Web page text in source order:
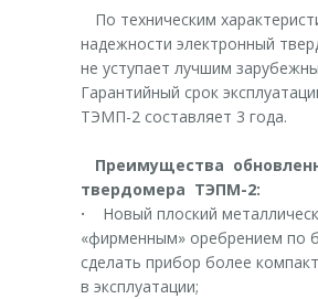
По техническим
надежности электронный
не уступает лучшим
Гарантийный срок
ТЭМП-2 составляет 3 года.
Преимущества
твердомера ТЭПМ-2:
· Новый плоский
«фирменным» оребрением по
сделать прибор более
в эксплуатации;